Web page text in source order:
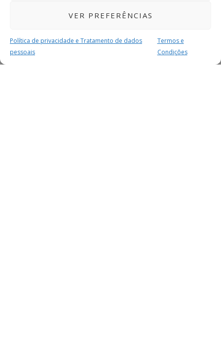
VER PREFERÊNCIAS
Política de privacidade e Tratamento de dados
pessoais
Termos e
Condições